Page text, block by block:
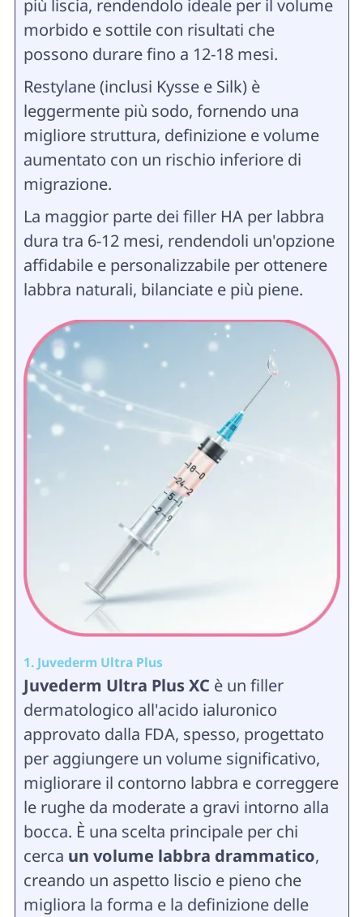
più liscia, rendendolo ideale per il volume
morbido e sottile con risultati che
possono durare fino a 12-18 mesi.
Restylane (inclusi Kysse e Silk) è
leggermente più sodo, fornendo una
migliore struttura, definizione e volume
aumentato con un rischio inferiore di
migrazione.
La maggior parte dei filler HA per labbra
dura tra 6-12 mesi, rendendoli un'opzione
affidabile e personalizzabile per ottenere
labbra naturali, bilanciate e più piene.
1. Juvederm Ultra Plus
Juvederm Ultra Plus XC è un filler
dermatologico all'acido ialuronico
approvato dalla FDA, spesso, progettato
per aggiungere un volume significativo,
migliorare il contorno labbra e correggere
le rughe da moderate a gravi intorno alla
bocca. È una scelta principale per chi
cerca un volume labbra drammatico,
creando un aspetto liscio e pieno che
migliora la forma e la definizione delle